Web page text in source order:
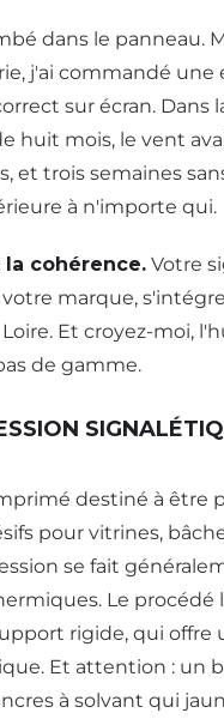
dans le panneau.
j'ai commandé
sur écran. Dans
huit mois, le vent
et trois semaines
à n'importe qui.
la cohérence. Votre
marque,
Et croyez-moi,
de gamme.
destiné à être
pour vitrines,
se fait
Le
rigide, qui
Et attention : un
à solvant qui